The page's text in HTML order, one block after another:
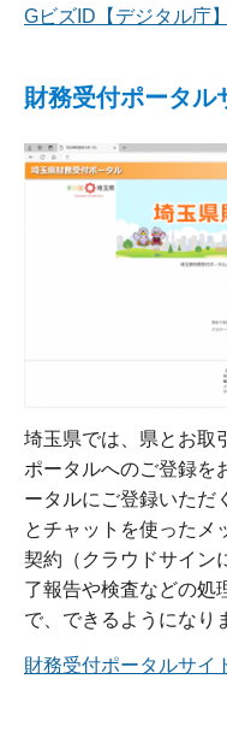
GビズID【デジタル庁
財務受付ポータル
埼玉県では、県とお取
ポータルへのご登録を
ータルにご登録いただ
とチャットを使ったメ
契約（クラウドサイン
了報告や検査などの処
で、できるようになり
財務受付ポータルサイ